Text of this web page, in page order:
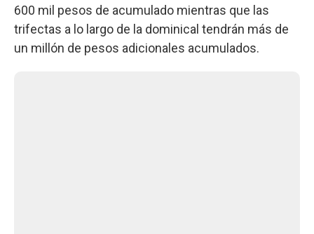
600 mil pesos de acumulado mientras que las
trifectas a lo largo de la dominical tendrán más de
un millón de pesos adicionales acumulados.